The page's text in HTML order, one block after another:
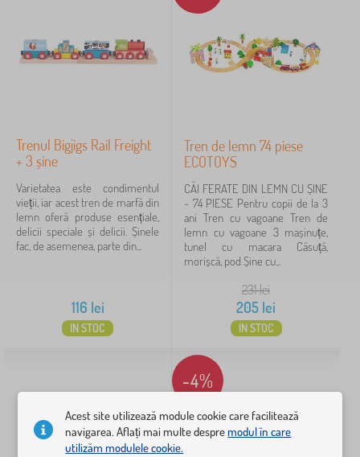
Filtrare
Tipul ofertei
Etichete
Anulează FILTRARE
Trenul Bigjigs Rail Freight
+ 3 șine
Varietatea este condimentul
vieții, iar acest tren de marfă din
lemn oferă produse esențiale,
delicii speciale și delicii. Șinele
fac, de asemenea, parte din...
116 lei
IN STOC
Tren de lemn 74 piese
ECOTOYS
CĂI FERATE DIN LEMN CU ȘINE
- 74 PIESE Pentru copii de la 3
ani Tren cu vagoane Tren de
lemn cu vagoane 3 mașinuțe,
tunel cu macara Căsuță,
morișcă, pod Șine cu...
231lei
205 lei
IN STOC
-4%
Acest site utilizează module cookie care facilitează
navigarea. Aflați mai multe despremodul în care
utilizăm modulele cookie.